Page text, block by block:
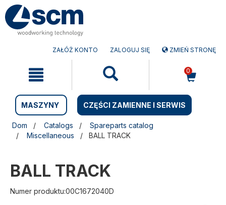
Przejdź
do
treści
Przejdź
do
menu
nawigacyjnego
ZAŁÓŻ KONTO ZALOGUJ SIĘ ZMIEŃ STRONĘ
0
MASZYNY CZĘŚCI ZAMIENNE I SERWIS
Dom Catalogs
Spareparts catalog
Miscellaneous
BALL TRACK
BALL TRACK
Numer produktu:00C1672040D